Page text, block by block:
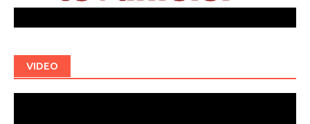
VIDEO